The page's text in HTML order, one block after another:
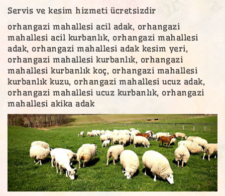
Servis ve kesim hizmeti ücretsizdir
orhangazi mahallesi acil adak, orhangazi
mahallesi acil kurbanlık, orhangazi mahallesi
adak, orhangazi mahallesi adak kesim yeri,
orhangazi mahallesi kurbanlık, orhangazi
mahallesi kurbanlık koç, orhangazi mahallesi
kurbanlık kuzu, orhangazi mahallesi ucuz adak,
orhangazi mahallesi ucuz kurbanlık, orhangazi
mahallesi akika adak